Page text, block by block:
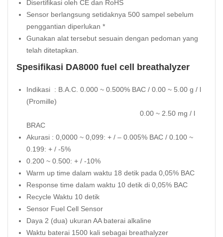
Disertifikasi oleh CE dan RoHS
Sensor berlangsung setidaknya 500 sampel sebelum
penggantian diperlukan *
Gunakan alat tersebut sesuain dengan pedoman yang
telah ditetapkan.
Spesifikasi DA8000 fuel cell breathalyzer
Indikasi : B.A.C. 0.000 ~ 0.500% BAC / 0.00 ~ 5.00 g / l
(Promille)
0.00 ~ 2.50 mg / l
BRAC
Akurasi : 0,0000 ~ 0,099: + / – 0.005% BAC / 0.100 ~
0.199: + / -5%
0.200 ~ 0.500: + / -10%
Warm up time dalam waktu 18 detik pada 0,05% BAC
Response time dalam waktu 10 detik di 0,05% BAC
Recycle Waktu 10 detik
Sensor Fuel Cell Sensor
Daya 2 (dua) ukuran AA baterai alkaline
Waktu baterai 1500 kali sebagai breathalyzer